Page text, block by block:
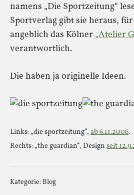
namens „Die Sportzeitung“
Sportverlag gibt sie heraus,
angeblich das Kölner „Atelier
verantwortlich.
Die haben ja originelle Ideen.
Links: „die sportzeitung“, ab 6.11.2006.
Rechts: „the guardian“, Design seit
Kategorie:Blog